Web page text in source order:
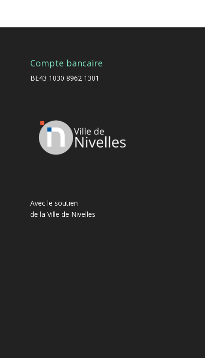
Compte bancaire
BE43 1030 8962 1301
Avec le soutien
de la Ville de Nivelles